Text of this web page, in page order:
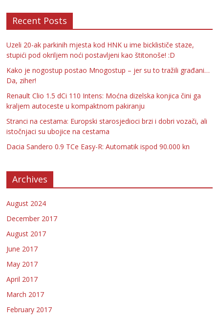
Recent Posts
Uzeli 20-ak parkinih mjesta kod HNK u ime bicklističe staze,
stupići pod okriljem noći postavljeni kao štitonoše! :D
Kako je nogostup postao Mnogostup – jer su to tražili građani…
Da, ziher!
Renault Clio 1.5 dCi 110 Intens: Moćna dizelska konjica čini ga
kraljem autoceste u kompaktnom pakiranju
Stranci na cestama: Europski starosjedioci brzi i dobri vozači, ali
istočnjaci su ubojice na cestama
Dacia Sandero 0.9 TCe Easy-R: Automatik ispod 90.000 kn
Archives
August 2024
December 2017
August 2017
June 2017
May 2017
April 2017
March 2017
February 2017